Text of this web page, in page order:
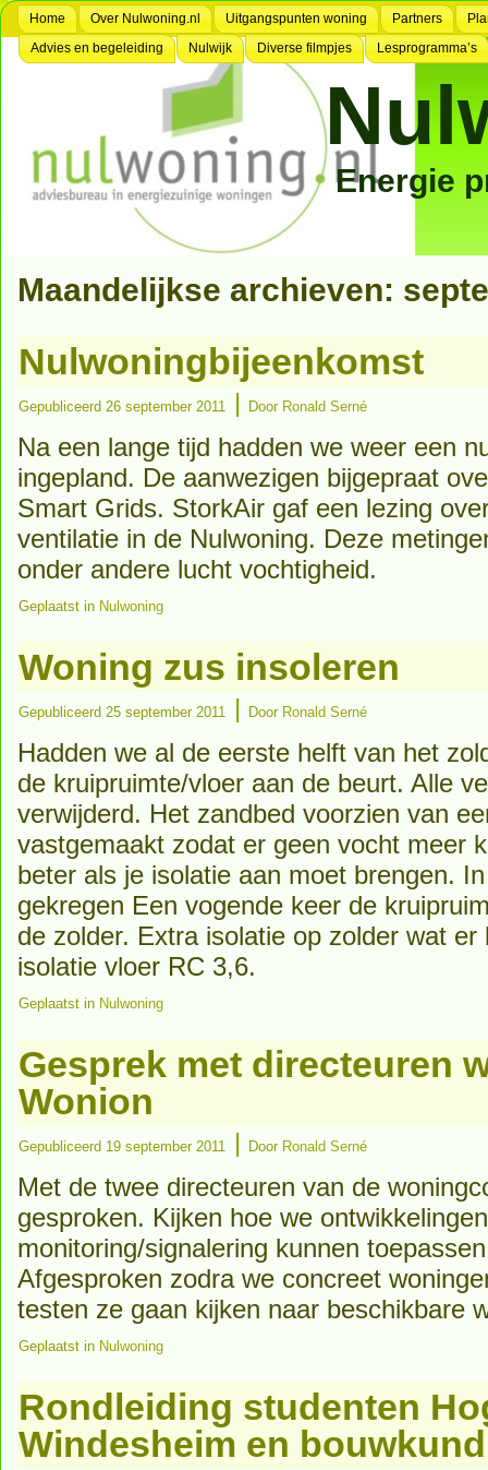
Home Over Nulwoning.nl Uitgangspunten woning Partners
Advies en begeleiding
Nulwijk Diverse filmpjes Lesprogramma’s
Energie
Maandelijkse archieven:
Nulwoningbijeenkomst
Gepubliceerd 26 september 2011 | Door Ronald Serné
Na een lange tijd hadden we weer een
ingepland. De aanwezigen bijgepraat
Smart Grids. StorkAir gaf een lezing
ventilatie in de Nulwoning. Deze
onder andere lucht vochtigheid.
Geplaatst in Nulwoning
Woning zus insoleren
Gepubliceerd 25 september 2011 | Door Ronald Serné
Hadden we al de eerste helft van het
de kruipruimte/vloer aan de beurt. Alle
verwijderd. Het zandbed voorzien van
vastgemaakt zodat er geen vocht meer
beter als je isolatie aan moet brengen.
gekregen Een vogende keer de
de zolder. Extra isolatie op zolder wat
isolatie vloer RC 3,6.
Geplaatst in Nulwoning
Gesprek met directeuren
Wonion
Gepubliceerd 19 september 2011 | Door Ronald Serné
Met de twee directeuren van de
gesproken. Kijken hoe we
monitoring/signalering kunnen
Afgesproken zodra we concreet
testen ze gaan kijken naar beschikbare
Geplaatst in Nulwoning
Rondleiding studenten
Windesheim en